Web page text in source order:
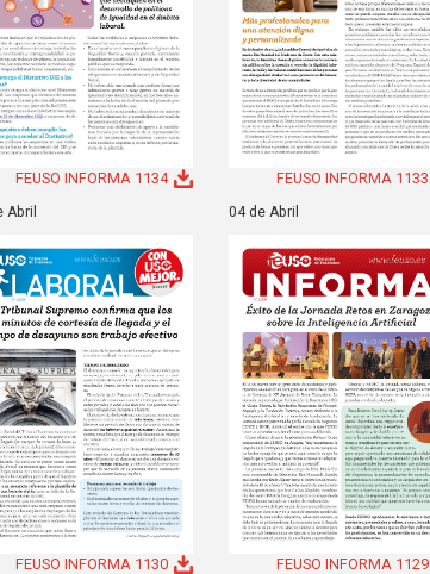
FEUSO INFORMA 1134 FEUSO INFORMA 1133
Abril
FEUSO INFORMA 1130
04 de Abril
FEUSO INFORMA 1129